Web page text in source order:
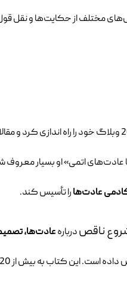
مختلف از حکایت‌ها و نقل
سخنران انگیزشی، وبلاگ نویس و مقاله نویس آمریکایی است. او فارغ‌التحصیل دانشگاه دنیسون می‌باشد. جیمز کلییر از سال 2012 وبلاگ خود را راه
عادت‌های اتمی» او بسیار معروف
عادت‌هارا تأسیس کند.
ناقصدربارهعادت‌ها،